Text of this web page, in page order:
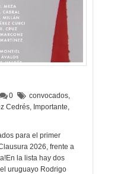
0 convocados,
Cedrés, Importante,
para el primer
2026, frente a
la lista hay dos
uruguayo Rodrigo